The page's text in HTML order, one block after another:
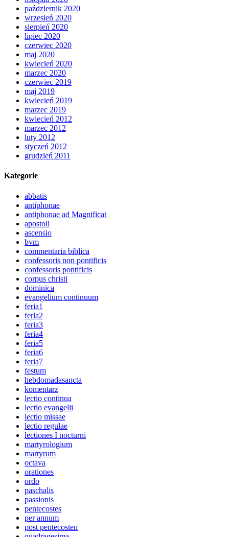
październik 2020
wrzesień 2020
sierpień 2020
lipiec 2020
czerwiec 2020
maj 2020
kwiecień 2020
marzec 2020
czerwiec 2019
maj 2019
kwiecień 2019
marzec 2019
kwiecień 2012
marzec 2012
luty 2012
styczeń 2012
grudzień 2011
Kategorie
abbatis
antiphonae
antiphonae ad Magnificat
apostoli
ascensio
bvm
commentaria biblica
confessoris non pontificis
confessoris pontificis
corpus christi
dominica
evangelium continuum
feria1
feria2
feria3
feria4
feria5
feria6
feria7
festum
hebdomadasancta
komentarz
lectio continua
lectio evangelii
lectio missae
lectio regulae
lectiones I nocturni
martyrologium
martyrum
octava
orationes
ordo
paschalis
passionis
pentecostes
per annum
post pentecosten